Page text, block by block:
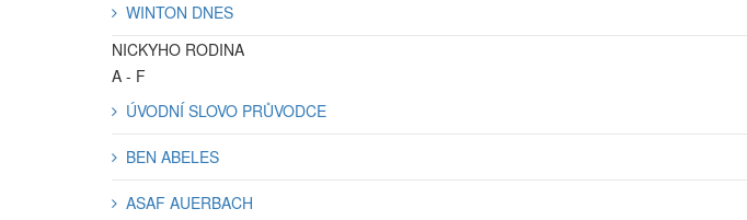
WINTON DNES
NICKYHO RODINA
A - F
ÚVODNÍ SLOVO PRŮVODCE
BEN ABELES
ASAF AUERBACH